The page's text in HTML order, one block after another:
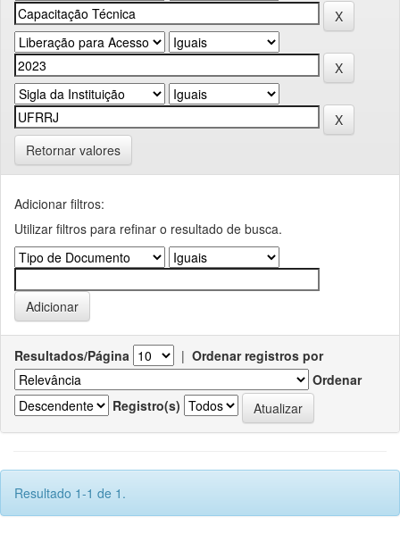
Retornar valores
Adicionar filtros:
Utilizar filtros para refinar o resultado de busca.
Resultados/Página | Ordenar registros por
Ordenar
Registro(s)
Resultado 1-1 de 1.